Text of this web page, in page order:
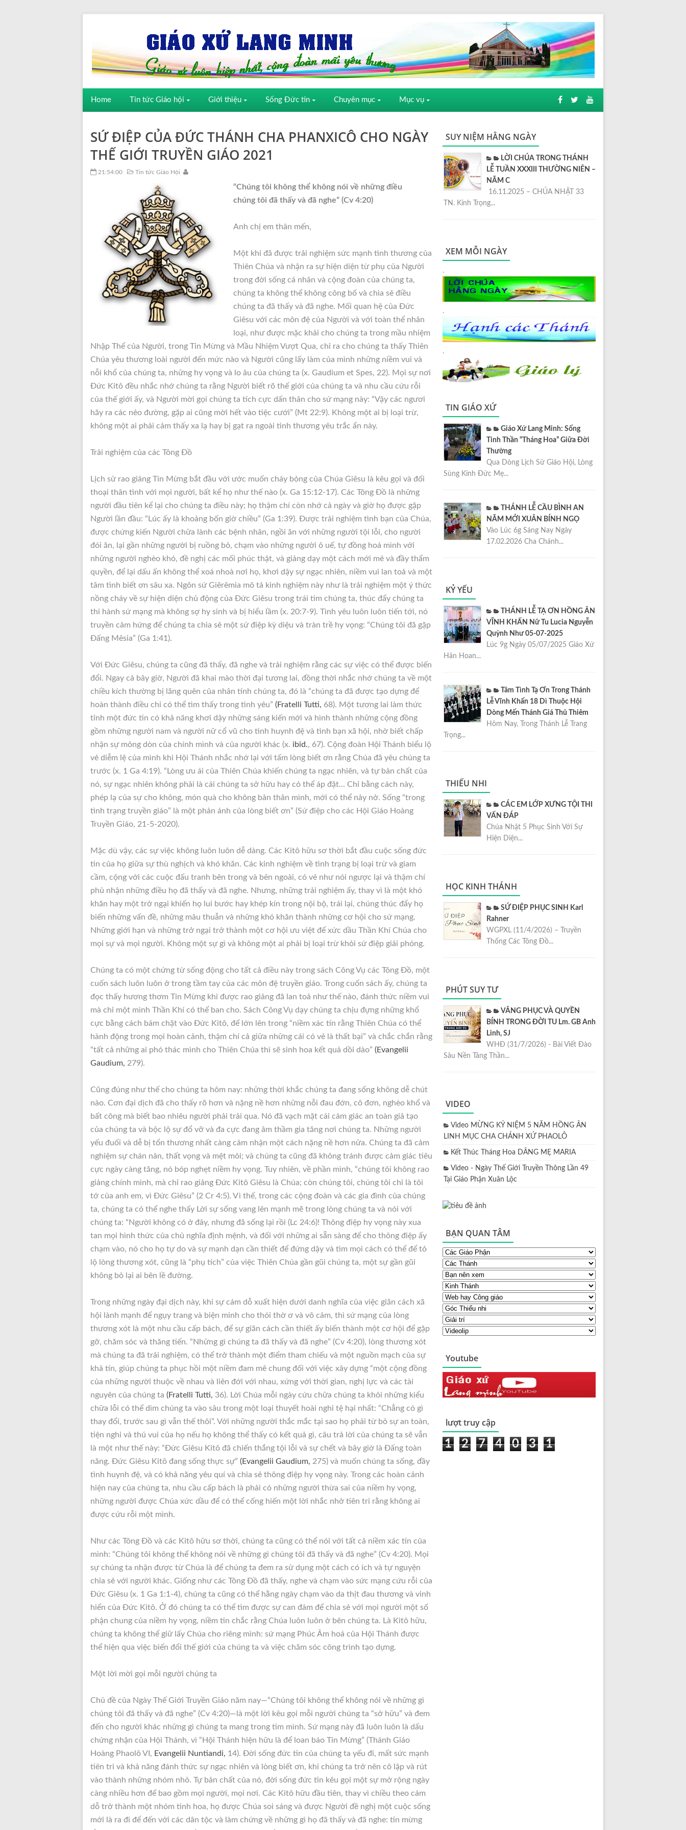
Home Tin tức Giáo hội Giới thiệu Sống Đức tin Chuyên mục Mục vụ
SỨ ĐIỆP CỦA ĐỨC THÁNH CHA PHANXICÔ CHO NGÀY
THẾ GIỚI TRUYỀN GIÁO 2021
21:54:00 Tin tức Giáo Hội
“Chúng tôi không thể không nói về những điều
chúng tôi đã thấy và đã nghe” (Cv 4:20)
Anh chị em thân mến,
Một khi đã được trải nghiệm sức mạnh tình thương của
Thiên Chúa và nhận ra sự hiện diện từ phụ của Người
trong đời sống cá nhân và cộng đoàn của chúng ta,
chúng ta không thể không công bố và chia sẻ điều
chúng ta đã thấy và đã nghe. Mối quan hệ của Đức
Giêsu với các môn đệ của Người và với toàn thể nhân
loại, như được mặc khải cho chúng ta trong mầu nhiệm
Nhập Thể của Người, trong Tin Mừng và Mầu Nhiệm Vượt Qua, chỉ ra cho chúng ta thấy Thiên
Chúa yêu thương loài người đến mức nào và Người cũng lấy làm của mình những niềm vui và
nỗi khổ của chúng ta, những hy vọng và lo âu của chúng ta (x. Gaudium et Spes, 22). Mọi sự nơi
Đức Kitô đều nhắc nhớ chúng ta rằng Người biết rõ thế giới của chúng ta và nhu cầu cứu rỗi
của thế giới ấy, và Người mời gọi chúng ta tích cực dấn thân cho sứ mạng này: “Vậy các ngươi
hãy ra các nẻo đường, gặp ai cũng mời hết vào tiệc cưới” (Mt 22:9). Không một ai bị loại trừ,
không một ai phải cảm thấy xa lạ hay bị gạt ra ngoài tình thương yêu trắc ẩn này.
Trải nghiệm của các Tông Đồ
Lịch sử rao giảng Tin Mừng bắt đầu với ước muốn cháy bỏng của Chúa Giêsu là kêu gọi và đối
thoại thân tình với mọi người, bất kể họ như thế nào (x. Ga 15:12-17). Các Tông Đồ là những
người đầu tiên kể lại cho chúng ta điều này; họ thậm chí còn nhớ cả ngày và giờ họ được gặp
Người lần đầu: “Lúc ấy là khoảng bốn giờ chiều” (Ga 1:39). Được trải nghiệm tình bạn của Chúa,
được chứng kiến Người chữa lành các bệnh nhân, ngồi ăn với những người tội lỗi, cho người
đói ăn, lại gần những người bị ruồng bỏ, chạm vào những người ô uế, tự đồng hoá mình với
những người nghèo khó, đề nghị các mối phúc thật, và giảng dạy một cách mới mẻ và đầy thẩm
quyền, để lại dấu ấn không thể xoá nhoà nơi họ, khơi dậy sự ngạc nhiên, niềm vui lan toả và một
tâm tình biết ơn sâu xa. Ngôn sứ Giêrêmia mô tả kinh nghiệm này như là trải nghiệm một ý thức
nồng cháy về sự hiện diện chủ động của Đức Giêsu trong trái tim chúng ta, thúc đẩy chúng ta
thi hành sứ mạng mà không sợ hy sinh và bị hiểu lầm (x. 20:7-9). Tình yêu luôn luôn tiến tới, nó
truyền cảm hứng để chúng ta chia sẻ một sứ điệp kỳ diệu và tràn trề hy vọng: “Chúng tôi đã gặp
Đấng Mêsia” (Ga 1:41).
Với Đức Giêsu, chúng ta cũng đã thấy, đã nghe và trải nghiệm rằng các sự việc có thể được biến
đổi. Ngay cả bây giờ, Người đã khai mào thời đại tương lai, đồng thời nhắc nhớ chúng ta về một
chiều kích thường bị lãng quên của nhân tính chúng ta, đó là “chúng ta đã được tạo dựng để
hoàn thành điều chỉ có thể tìm thấy trong tình yêu” (Fratelli Tutti, 68). Một tương lai làm thức
tỉnh một đức tin có khả năng khơi dậy những sáng kiến mới và hình thành những cộng đồng
gồm những người nam và người nữ cổ vũ cho tình huynh đệ và tình bạn xã hội, nhờ biết chấp
nhận sự mỏng dòn của chính mình và của người khác (x. ibid., 67). Cộng đoàn Hội Thánh biểu lộ
vẻ diễm lệ của mình khi Hội Thánh nhắc nhớ lại với tấm lòng biết ơn rằng Chúa đã yêu chúng ta
trước (x. 1 Ga 4:19). “Lòng ưu ái của Thiên Chúa khiến chúng ta ngạc nhiên, và tự bản chất của
nó, sự ngạc nhiên không phải là cái chúng ta sở hữu hay có thể áp đặt... Chỉ bằng cách này,
phép lạ của sự cho không, món quà cho không bản thân mình, mới có thể nảy nở. Sống “trong
tình trạng truyền giáo” là một phản ánh của lòng biết ơn” (Sứ điệp cho các Hội Giáo Hoàng
Truyền Giáo, 21-5-2020).
Mặc dù vậy, các sự việc không luôn luôn dễ dàng. Các Kitô hữu sơ thời bắt đầu cuộc sống đức
tin của họ giữa sự thù nghịch và khó khăn. Các kinh nghiệm về tình trạng bị loại trừ và giam
cầm, cộng với các cuộc đấu tranh bên trong và bên ngoài, có vẻ như nói ngược lại và thậm chí
phủ nhận những điều họ đã thấy và đã nghe. Nhưng, những trải nghiệm ấy, thay vì là một khó
khăn hay một trở ngại khiến họ lui bước hay khép kín trong nội bộ, trái lại, chúng thúc đẩy họ
biến những vấn đề, những mâu thuẫn và những khó khăn thành những cơ hội cho sứ mạng.
Những giới hạn và những trở ngại trở thành một cơ hội ưu việt để xức dầu Thần Khí Chúa cho
mọi sự và mọi người. Không một sự gì và không một ai phải bị loại trừ khỏi sứ điệp giải phóng.
Chúng ta có một chứng từ sống động cho tất cả điều này trong sách Công Vụ các Tông Đồ, một
cuốn sách luôn luôn ở trong tầm tay của các môn đệ truyền giáo. Trong cuốn sách ấy, chúng ta
đọc thấy hương thơm Tin Mừng khi được rao giảng đã lan toả như thế nào, đánh thức niềm vui
mà chỉ một mình Thần Khí có thể ban cho. Sách Công Vụ dạy chúng ta chịu đựng những khổ
cực bằng cách bám chặt vào Đức Kitô, để lớn lên trong “niềm xác tín rằng Thiên Chúa có thể
hành động trong mọi hoàn cảnh, thậm chí cả giữa những cái có vẻ là thất bại” và chắc chắn rằng
“tất cả những ai phó thác mình cho Thiên Chúa thì sẽ sinh hoa kết quả dồi dào” (Evangelii
Gaudium, 279).
Cũng đúng như thế cho chúng ta hôm nay: những thời khắc chúng ta đang sống không dễ chút
nào. Cơn đại dịch đã cho thấy rõ hơn và nặng nề hơn những nỗi đau đớn, cô đơn, nghèo khổ và
bất công mà biết bao nhiêu người phải trải qua. Nó đã vạch mặt cái cảm giác an toàn giả tạo
của chúng ta và bộc lộ sự đổ vỡ và đa cực đang âm thầm gia tăng nơi chúng ta. Những người
yếu đuối và dễ bị tổn thương nhất càng cảm nhận một cách nặng nề hơn nữa. Chúng ta đã cảm
nghiệm sự chán nản, thất vọng và mệt mỏi; và chúng ta cũng đã không tránh được cảm giác tiêu
cực ngày càng tăng, nó bóp nghẹt niềm hy vọng. Tuy nhiên, về phần mình, “chúng tôi không rao
giảng chính mình, mà chỉ rao giảng Đức Kitô Giêsu là Chúa; còn chúng tôi, chúng tôi chỉ là tôi
tớ của anh em, vì Đức Giêsu” (2 Cr 4:5). Vì thế, trong các cộng đoàn và các gia đình của chúng
ta, chúng ta có thể nghe thấy Lời sự sống vang lên mạnh mẽ trong lòng chúng ta và nói với
chúng ta: “Người không có ở đây, nhưng đã sống lại rồi (Lc 24:6)! Thông điệp hy vọng này xua
tan mọi hình thức của chủ nghĩa định mệnh, và đối với những ai sẵn sàng để cho thông điệp ấy
chạm vào, nó cho họ tự do và sự mạnh dạn cần thiết để đứng dậy và tìm mọi cách có thể để tỏ
lộ lòng thương xót, cũng là “phụ tích” của việc Thiên Chúa gần gũi chúng ta, một sự gần gũi
không bỏ lại ai bên lề đường.
Trong những ngày đại dịch này, khi sự cám dỗ xuất hiện dưới danh nghĩa của việc giãn cách xã
hội lành mạnh để ngụy trang và biện minh cho thói thờ ơ và vô cảm, thì sứ mạng của lòng
thương xót là một nhu cầu cấp bách, để sự giãn cách cần thiết ấy biến thành một cơ hội để gặp
gỡ, chăm sóc và thăng tiến. “Những gì chúng ta đã thấy và đã nghe” (Cv 4:20), lòng thương xót
mà chúng ta đã trải nghiệm, có thể trở thành một điểm tham chiếu và một nguồn mạch của sự
khả tín, giúp chúng ta phục hồi một niềm đam mê chung đối với việc xây dựng “một cộng đồng
của những người thuộc về nhau và liên đới với nhau, xứng với thời gian, nghị lực và các tài
nguyên của chúng ta (Fratelli Tutti, 36). Lời Chúa mỗi ngày cứu chữa chúng ta khỏi những kiểu
chữa lỗi có thể dìm chúng ta vào sâu trong một loại thuyết hoài nghi tệ hại nhất: “Chẳng có gì
thay đổi, trước sau gì vẫn thế thôi”. Với những người thắc mắc tại sao họ phải từ bỏ sự an toàn,
tiện nghi và thú vui của họ nếu họ không thể thấy có kết quả gì, câu trả lời của chúng ta sẽ vẫn
là một như thế này: “Đức Giêsu Kitô đã chiến thắng tội lỗi và sự chết và bây giờ là Đấng toàn
năng. Đức Giêsu Kitô đang sống thực sự” (Evangelii Gaudium, 275) và muốn chúng ta sống, đầy
tình huynh đệ, và có khả năng yêu quí và chia sẻ thông điệp hy vọng này. Trong các hoàn cảnh
hiện nay của chúng ta, nhu cầu cấp bách là phải có những người thừa sai của niềm hy vọng,
những người được Chúa xức dầu để có thể cống hiến một lời nhắc nhở tiên tri rằng không ai
được cứu rỗi một mình.
Như các Tông Đồ và các Kitô hữu sơ thời, chúng ta cũng có thể nói với tất cả niềm xác tín của
mình: “Chúng tôi không thể không nói về những gì chúng tôi đã thấy và đã nghe” (Cv 4:20). Mọi
sự chúng ta nhận được từ Chúa là để chúng ta đem ra sử dụng một cách có ích và tự nguyện
chia sẻ với người khác. Giống như các Tông Đồ đã thấy, nghe và chạm vào sức mạng cứu rỗi của
Đức Giêsu (x. 1 Ga 1:1-4), chúng ta cũng có thể hằng ngày chạm vào da thịt đau thương và vinh
hiển của Đức Kitô. Ở đó chúng ta có thể tìm được sự can đảm để chia sẻ với mọi người một số
phận chung của niềm hy vọng, niềm tin chắc rằng Chúa luôn luôn ở bên chúng ta. Là Kitô hữu,
chúng ta không thể giữ lấy Chúa cho riêng mình: sứ mạng Phúc Âm hoá của Hội Thánh được
thể hiện qua việc biến đổi thế giới của chúng ta và việc chăm sóc công trình tạo dựng.
Một lời mời gọi mỗi người chúng ta
Chủ đề của Ngày Thế Giới Truyền Giáo năm nay—“Chúng tôi không thể không nói về những gì
chúng tôi đã thấy và đã nghe” (Cv 4:20)—là một lời kêu gọi mỗi người chúng ta “sở hữu” và đem
đến cho người khác những gì chúng ta mang trong tim mình. Sứ mạng này đã luôn luôn là dấu
chứng nhận của Hội Thánh, vì “Hội Thánh hiện hữu là để loan báo Tin Mừng” (Thánh Giáo
Hoàng Phaolô VI, Evangelii Nuntiandi, 14). Đời sống đức tin của chúng ta yếu đi, mất sức mạnh
tiên tri và khả năng đánh thức sự ngạc nhiên và lòng biết ơn, khi chúng ta trở nên cô lập và rút
vào thành những nhóm nhỏ. Tự bản chất của nó, đời sống đức tin kêu gọi một sự mở rộng ngày
càng nhiều hơn để bao gồm mọi người, mọi nơi. Các Kitô hữu đầu tiên, thay vì chiều theo cám
dỗ trở thành một nhóm tinh hoa, họ được Chúa soi sáng và được Người đề nghị một cuộc sống
mới là ra đi để đến với các dân tộc và làm chứng về những gì họ đã thấy và đã nghe: tin mừng
SUY NIỆM HẰNG NGÀY
LỜI CHÚA TRONG THÁNH
LỄ TUẦN XXXIII THƯỜNG NIÊN –
NĂM C
16.11.2025 – CHÚA NHẬT 33
TN. Kính Trọng...
XEM MỖI NGÀY
.
.
.
TIN GIÁO XỨ
Giáo Xứ Lang Minh: Sống
Tinh Thần “Tháng Hoa” Giữa Đời
Thường
Qua Dòng Lịch Sử Giáo Hội, Lòng
Sùng Kính Đức Mẹ...
THÁNH LỄ CẦU BÌNH AN
NĂM MỚI XUÂN BÍNH NGỌ
Vào Lúc 6g Sáng Nay Ngày
17.02.2026 Cha Chánh...
KỶ YẾU
THÁNH LỄ TẠ ƠN HỒNG ÂN
VĨNH KHẤN Nữ Tu Lucia Nguyễn
Quỳnh Như 05-07-2025
Lúc 9g Ngày 05/07/2025 Giáo Xứ
Hân Hoan...
Tâm Tình Tạ Ơn Trong Thánh
Lễ Vĩnh Khấn 18 Dì Thuộc Hội
Dòng Mến Thánh Giá Thủ Thiêm
Hôm Nay, Trong Thánh Lễ Trang
Trọng...
THIẾU NHI
CÁC EM LỚP XƯNG TỘI THI
VẤN ĐÁP
Chúa Nhật 5 Phục Sinh Với Sự
Hiện Diện...
HỌC KINH THÁNH
SỨ ĐIỆP PHỤC SINH Karl
Rahner
WGPXL (11/4/2026) – Truyền
Thống Các Tông Đồ...
PHÚT SUY TƯ
VÂNG PHỤC VÀ QUYỀN
BÍNH TRONG ĐỜI TU Lm. GB Anh
Linh, SJ
WHĐ (31/7/2026) - Bài Viết Đào
Sâu Nền Tảng Thần...
VIDEO
Video MỪNG KỶ NIỆM 5 NĂM HỒNG ÂN
LINH MỤC CHA CHÁNH XỨ PHAOLÔ
Kết Thúc Tháng Hoa DÂNG MẸ MARIA
Video - Ngày Thế Giới Truyền Thông Lần 49
Tại Giáo Phận Xuân Lộc
BẠN QUAN TÂM
Youtube
lượt truy cập
1 2 7 4 0 3 1